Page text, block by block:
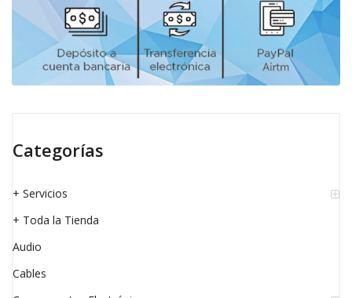
Categorías
+ Servicios
+ Toda la Tienda
Audio
Cables